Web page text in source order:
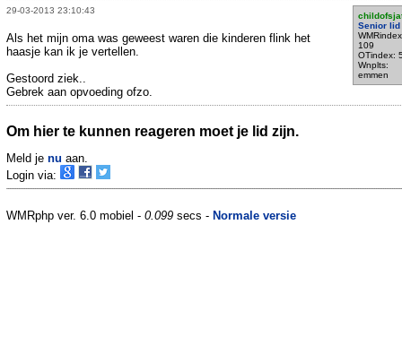
29-03-2013 23:10:43
Senior lid
109
OTindex:
Wnplts:
emmen
Als het mijn oma was geweest waren die kinderen flink het
haasje kan ik je vertellen.
Gestoord ziek..
Gebrek aan opvoeding ofzo.
Om hier te kunnen reageren moet je lid zijn.
Meld je nu aan.
Login via:
WMRphp ver. 6.0 mobiel - 0.099 secs - Normale versie